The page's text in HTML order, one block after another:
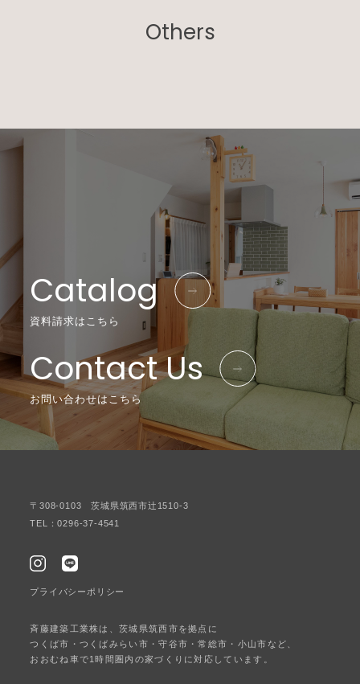
Others
Catalog
資料請求はこちら
Contact Us
お問い合わせはこちら
〒308-0103 茨城県筑西市辻1510-3
TEL：0296-37-4541
プライバシーポリシー
斉藤建築工業株は、茨城県筑西市を拠点に
つくば市・つくばみらい市・守谷市・常総市・小山市など、
おおむね車で1時間圏内の家づくりに対応しています。